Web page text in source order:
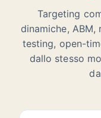
Targeting
dinamiche,
testing, open-
dallo stesso